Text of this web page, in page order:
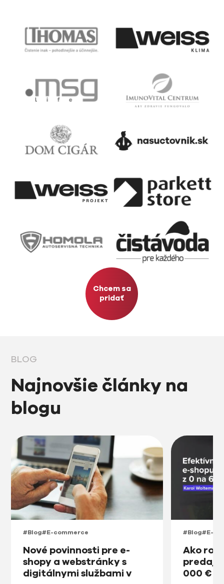
Chcem sa
pridať
BLOG
Najnovšie články na
blogu
#Blog#E-commerce
Nové povinnosti pre e-
shopy a webstránky s
digitálnymi službami v
#Blog#E-
Ako
000 € v